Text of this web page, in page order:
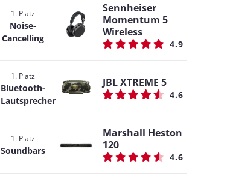
1. Platz
Noise-
Cancelling
Sennheiser
Momentum 5
Wireless
4.9
1. Platz
Bluetooth-
Lautsprecher
JBL XTREME 5
4.6
1. Platz
Soundbars
Marshall Heston
120
4.6